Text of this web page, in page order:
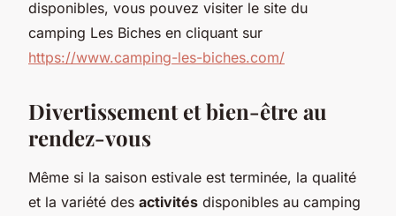
disponibles, vous pouvez visiter le site du
camping Les Biches en cliquant sur
https://www.camping-les-biches.com/
Divertissement et bien-être au
rendez-vous
Même si la saison estivale est terminée, la qualité
et la variété des activités disponibles au camping